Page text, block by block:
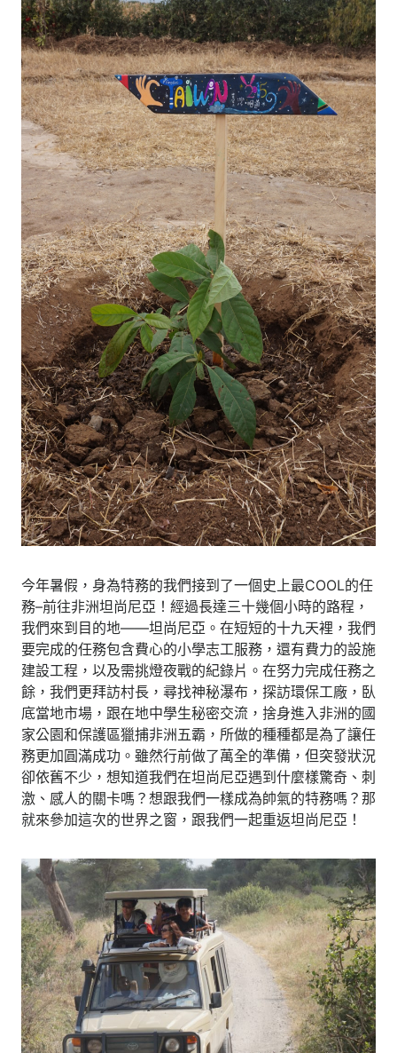
今年暑假，身為特務的我們接到了一個史上最COOL的任
務–前往非洲坦尚尼亞！經過長達三十幾個小時的路程，
我們來到目的地——坦尚尼亞。在短短的十九天裡，我們
要完成的任務包含費心的小學志工服務，還有費力的設施
建設工程，以及需挑燈夜戰的紀錄片。在努力完成任務之
餘，我們更拜訪村長，尋找神秘瀑布，探訪環保工廠，臥
底當地市場，跟在地中學生秘密交流，捨身進入非洲的國
家公園和保護區獵捕非洲五霸，所做的種種都是為了讓任
務更加圓滿成功。雖然行前做了萬全的準備，但突發狀況
卻依舊不少，想知道我們在坦尚尼亞遇到什麼樣驚奇、刺
激、感人的關卡嗎？想跟我們一樣成為帥氣的特務嗎？那
就來參加這次的世界之窗，跟我們一起重返坦尚尼亞！